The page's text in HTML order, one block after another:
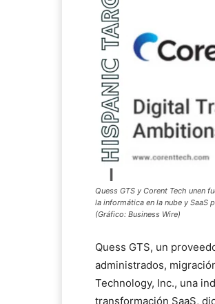
Quess GTS y Corent Tech unen
la informática en la nube y SaaS
(Gráfico: Business Wire)
Quess GTS, un
administrados,
Technology, Inc., una
transformación SaaS,